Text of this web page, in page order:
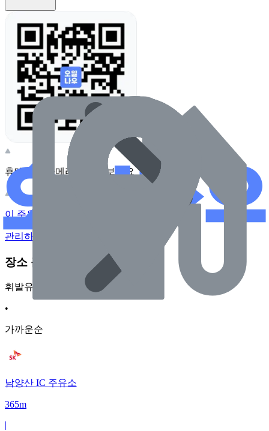
휴대전화 카메라로 찍어보세요
이 주유소의 사장님이신가요?
관리하기
장소 근처 주유소
휘발유
•
가까운순
남양산 IC 주유소
365m
|